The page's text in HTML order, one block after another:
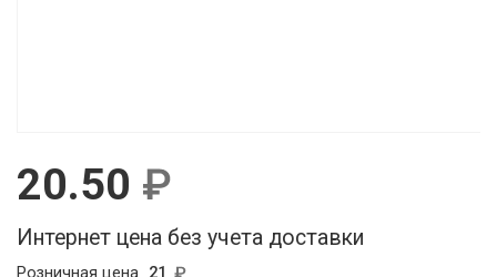
20.50
Интернет цена без учета доставки
21
Розничная цена